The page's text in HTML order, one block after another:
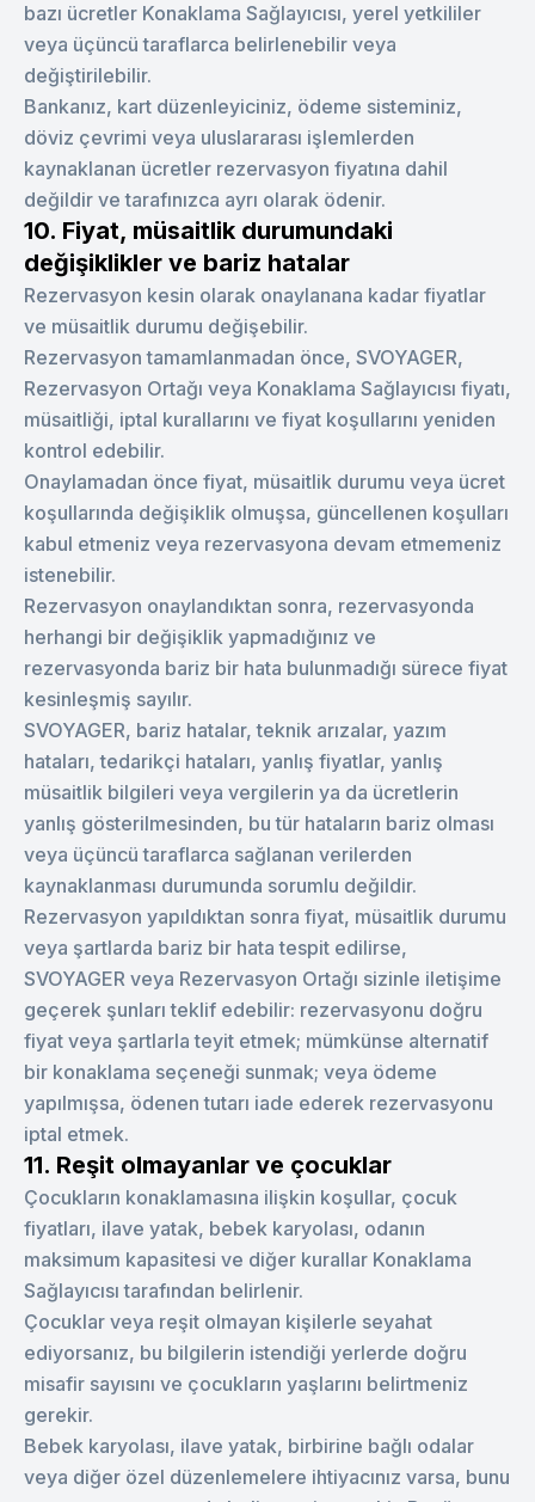
bazı ücretler Konaklama Sağlayıcısı, yerel yetkililer
veya üçüncü taraflarca belirlenebilir veya
değiştirilebilir.
Bankanız, kart düzenleyiciniz, ödeme sisteminiz,
döviz çevrimi veya uluslararası işlemlerden
kaynaklanan ücretler rezervasyon fiyatına dahil
değildir ve tarafınızca ayrı olarak ödenir.
10. Fiyat, müsaitlik durumundaki
değişiklikler ve bariz hatalar
Rezervasyon kesin olarak onaylanana kadar fiyatlar
ve müsaitlik durumu değişebilir.
Rezervasyon tamamlanmadan önce, SVOYAGER,
Rezervasyon Ortağı veya Konaklama Sağlayıcısı fiyatı,
müsaitliği, iptal kurallarını ve fiyat koşullarını yeniden
kontrol edebilir.
Onaylamadan önce fiyat, müsaitlik durumu veya ücret
koşullarında değişiklik olmuşsa, güncellenen koşulları
kabul etmeniz veya rezervasyona devam etmemeniz
istenebilir.
Rezervasyon onaylandıktan sonra, rezervasyonda
herhangi bir değişiklik yapmadığınız ve
rezervasyonda bariz bir hata bulunmadığı sürece fiyat
kesinleşmiş sayılır.
SVOYAGER, bariz hatalar, teknik arızalar, yazım
hataları, tedarikçi hataları, yanlış fiyatlar, yanlış
müsaitlik bilgileri veya vergilerin ya da ücretlerin
yanlış gösterilmesinden, bu tür hataların bariz olması
veya üçüncü taraflarca sağlanan verilerden
kaynaklanması durumunda sorumlu değildir.
Rezervasyon yapıldıktan sonra fiyat, müsaitlik durumu
veya şartlarda bariz bir hata tespit edilirse,
SVOYAGER veya Rezervasyon Ortağı sizinle iletişime
geçerek şunları teklif edebilir: rezervasyonu doğru
fiyat veya şartlarla teyit etmek; mümkünse alternatif
bir konaklama seçeneği sunmak; veya ödeme
yapılmışsa, ödenen tutarı iade ederek rezervasyonu
iptal etmek.
11. Reşit olmayanlar ve çocuklar
Çocukların konaklamasına ilişkin koşullar, çocuk
fiyatları, ilave yatak, bebek karyolası, odanın
maksimum kapasitesi ve diğer kurallar Konaklama
Sağlayıcısı tarafından belirlenir.
Çocuklar veya reşit olmayan kişilerle seyahat
ediyorsanız, bu bilgilerin istendiği yerlerde doğru
misafir sayısını ve çocukların yaşlarını belirtmeniz
gerekir.
Bebek karyolası, ilave yatak, birbirine bağlı odalar
veya diğer özel düzenlemelere ihtiyacınız varsa, bunu